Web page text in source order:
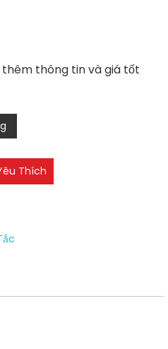
thêm thông tin và giá tốt
Thích